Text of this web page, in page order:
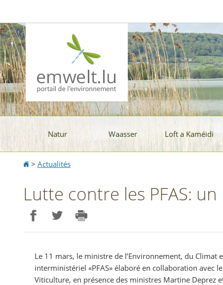
la
navigation
contenu
Natur Waasser Loft a Kaméidi
Accueil
> Actualités
Lutte contre les PFAS:
Le 11 mars, le ministre de l’Environnement, du
interministériel «PFAS» élaboré en collaboration avec
Viticulture, en présence des ministres Martine Deprez